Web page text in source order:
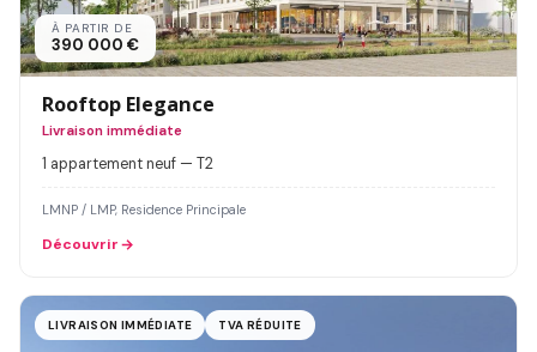
À PARTIR DE
390 000 €
Rooftop Elegance
Livraison immédiate
1 appartement neuf — T2
LMNP / LMP, Residence Principale
Découvrir
LIVRAISON IMMÉDIATE TVA RÉDUITE